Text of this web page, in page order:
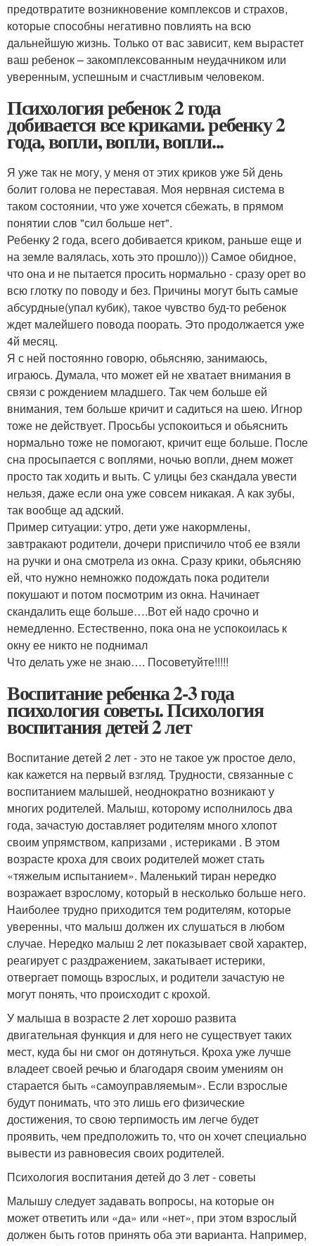
предотвратите возникновение комплексов и страхов,
которые способны негативно повлиять на всю
дальнейшую жизнь. Только от вас зависит, кем вырастет
ваш ребенок – закомплексованным неудачником или
уверенным, успешным и счастливым человеком.
Психология ребенок 2 года
добивается все криками. ребенку 2
года, вопли, вопли, вопли...
Я уже так не могу, у меня от этих криков уже 5й день
болит голова не переставая. Моя нервная система в
таком состоянии, что уже хочется сбежать, в прямом
понятии слов "сил больше нет".
Ребенку 2 года, всего добивается криком, раньше еще и
на земле валялась, хоть это прошло))) Самое обидное,
что она и не пытается просить нормально - сразу орет во
всю глотку по поводу и без. Причины могут быть самые
абсурдные(упал кубик), такое чувство буд-то ребенок
ждет малейшего повода поорать. Это продолжается уже
4й месяц.
Я с ней постоянно говорю, обьясняю, занимаюсь,
играюсь. Думала, что может ей не хватает внимания в
связи с рождением младшего. Так чем больше ей
внимания, тем больше кричит и садиться на шею. Игнор
тоже не действует. Просьбы успокоиться и обьяснить
нормально тоже не помогают, кричит еще больше. После
сна просыпается с воплями, ночью вопли, днем может
просто так ходить и выть. С улицы без скандала увести
нельзя, даже если она уже совсем никакая. А как зубы,
так вообще ад адский.
Пример ситуации: утро, дети уже накормлены,
завтракают родители, дочери приспичило чтоб ее взяли
на ручки и она смотрела из окна. Сразу крики, обьясняю
ей, что нужно немножко подождать пока родители
покушают и потом посмотрим из окна. Начинает
скандалить еще больше….Вот ей надо срочно и
немедленно. Естественно, пока она не успокоилась к
окну ее никто не поднимал
Что делать уже не знаю…. Посоветуйте!!!!!
Воспитание ребенка 2-3 года
психология советы. Психология
воспитания детей 2 лет
Воспитание детей 2 лет - это не такое уж простое дело,
как кажется на первый взгляд. Трудности, связанные с
воспитанием малышей, неоднократно возникают у
многих родителей. Малыш, которому исполнилось два
года, зачастую доставляет родителям много хлопот
своим упрямством, капризами , истериками . В этом
возрасте кроха для своих родителей может стать
«тяжелым испытанием». Маленький тиран нередко
возражает взрослому, который в несколько больше него.
Наиболее трудно приходится тем родителям, которые
уверенны, что малыш должен их слушаться в любом
случае. Нередко малыш 2 лет показывает свой характер,
реагирует с раздражением, закатывает истерики,
отвергает помощь взрослых, и родители зачастую не
могут понять, что происходит с крохой.
У малыша в возрасте 2 лет хорошо развита
двигательная функция и для него не существует таких
мест, куда бы ни смог он дотянуться. Кроха уже лучше
владеет своей речью и благодаря своим умениям он
старается быть «самоуправляемым». Если взрослые
будут понимать, что это лишь его физические
достижения, то свою терпимость им легче будет
проявить, чем предположить то, что он хочет специально
вывести из равновесия своих родителей.
Психология воспитания детей до 3 лет - советы
Малышу следует задавать вопросы, на которые он
может ответить или «да» или «нет», при этом взрослый
должен быть готов принять оба эти варианта. Например,